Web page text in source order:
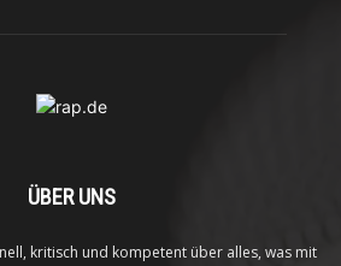
ÜBER UNS
kritisch und kompetent über alles, was mit